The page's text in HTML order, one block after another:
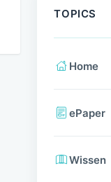
TOPICS
Home
ePaper
Wissen